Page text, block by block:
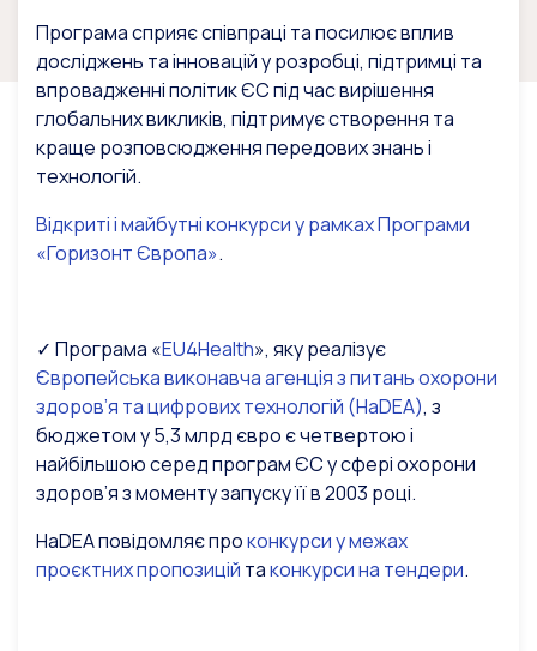
Програма сприяє співпраці та посилює вплив
досліджень та інновацій у розробці, підтримці та
впровадженні політик ЄС під час вирішення
глобальних викликів, підтримує створення та
краще розповсюдження передових знань і
технологій.
Відкриті і майбутні конкурси у рамках Програми
«Горизонт Європа».
✓ Програма «EU4Health», яку реалізує
Європейська виконавча агенція з питань охорони
здоров’я та цифрових технологій (HaDEA), з
бюджетом у 5,3 млрд євро є четвертою і
найбільшою серед програм ЄС у сфері охорони
здоров’я з моменту запуску її в 2003 році.
HaDEA повідомляє проконкурси у межах
проєктних пропозицій таконкурси на тендери.